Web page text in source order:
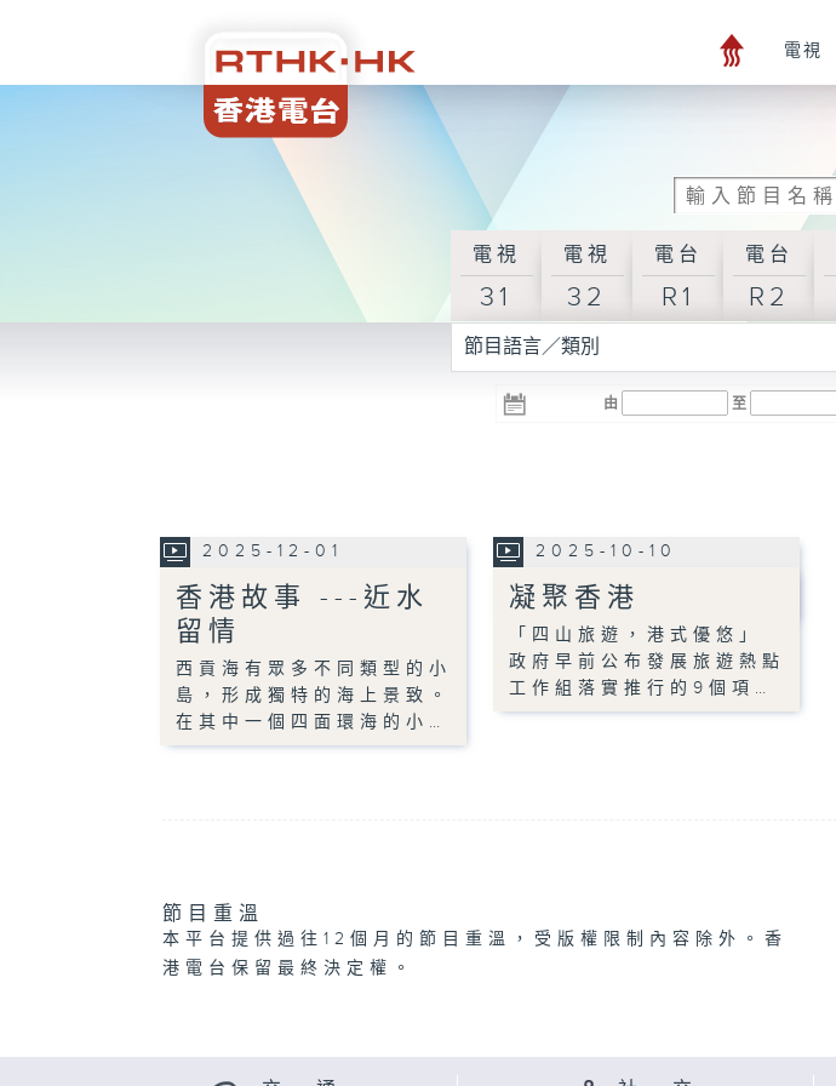
電視
電視
31
電視
32
電台
R1
電台
R2
節目語言／類別
由 至
2025-12-01
香港故事 ---近水
留情
西貢海有眾多不同類型的小
島，形成獨特的海上景致。
在其中一個四面環海的小…
2025-10-10
凝聚香港
「四山旅遊，港式優悠」
政府早前公布發展旅遊熱點
工作組落實推行的9個項…
節目重溫
本平台提供過往12個月的節目重溫，受版權限制內容除外。香
港電台保留最終決定權。